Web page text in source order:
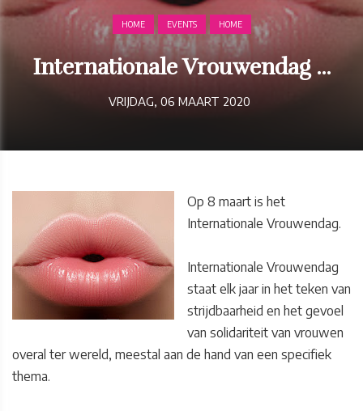
HOME EVENTS HOME
Internationale Vrouwendag ...
VRIJDAG, 06 MAART 2020
Op 8 maart is het
Internationale Vrouwendag.
Internationale Vrouwendag
staat elk jaar in het teken van
strijdbaarheid en het gevoel
van solidariteit van vrouwen
overal ter wereld, meestal aan de hand van een specifiek
thema.